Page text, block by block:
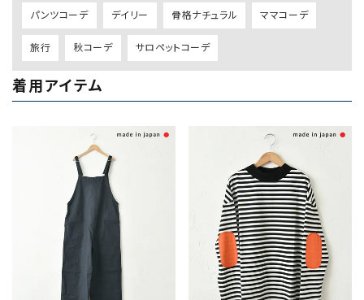
パンツコーデ デイリー 骨格ナチュラル ママコーデ
旅行 秋コーデ サロペットコーデ
着用アイテム